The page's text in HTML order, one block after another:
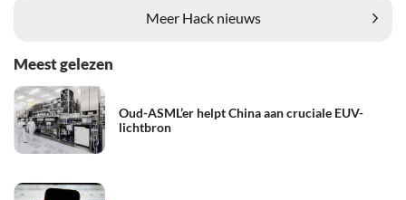
Meer Hack nieuws
Meest gelezen
Oud-ASML’er helpt China aan cruciale EUV-
lichtbron